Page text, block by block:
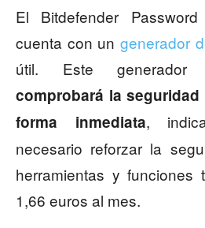
El Bitdefender
cuenta con un generador
útil. Este generador
comprobará la
forma inmediata,
necesario reforzar la
herramientas y funciones
1,66 euros al mes.